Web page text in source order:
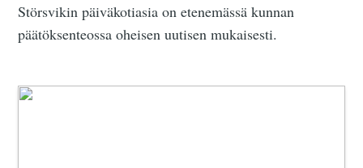
Störsvikin päiväkotiasia on etenemässä kunnan
päätöksenteossa oheisen uutisen mukaisesti.